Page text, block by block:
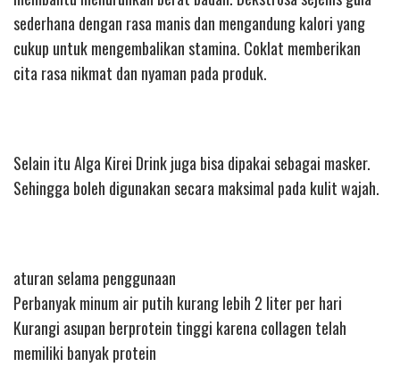
sederhana dengan rasa manis dan mengandung kalori yang
cukup untuk mengembalikan stamina. Coklat memberikan
cita rasa nikmat dan nyaman pada produk.
Selain itu Alga Kirei Drink juga bisa dipakai sebagai masker.
Sehingga boleh digunakan secara maksimal pada kulit wajah.
aturan selama penggunaan
Perbanyak minum air putih kurang lebih 2 liter per hari
Kurangi asupan berprotein tinggi karena collagen telah
memiliki banyak protein